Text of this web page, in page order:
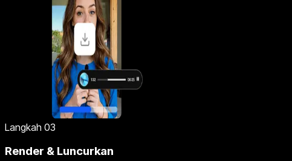
Langkah 03
Render & Luncurkan